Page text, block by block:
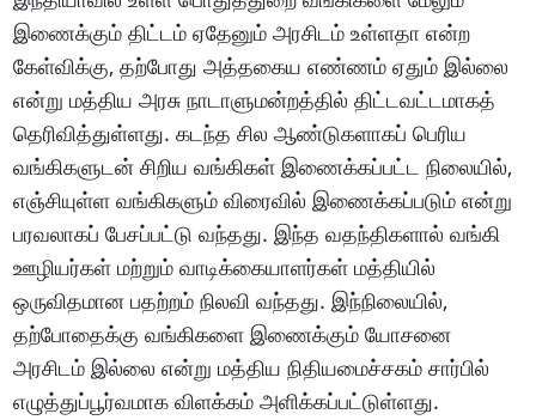
இணைக்கும் திட்டம் ஏதேனும் அரசிடம் உள்ளதா என்ற
கேள்விக்கு, தற்போது அத்தகைய எண்ணம் ஏதும் இல்லை
என்று மத்திய அரசு நாடாளுமன்றத்தில் திட்டவட்டமாகத்
தெரிவித்துள்ளது. கடந்த சில ஆண்டுகளாகப் பெரிய
வங்கிகளுடன் சிறிய வங்கிகள் இணைக்கப்பட்ட நிலையில்,
எஞ்சியுள்ள வங்கிகளும் விரைவில் இணைக்கப்படும் என்று
பரவலாகப் பேசப்பட்டு வந்தது. இந்த வதந்திகளால் வங்கி
ஊழியர்கள் மற்றும் வாடிக்கையாளர்கள் மத்தியில்
ஒருவிதமான பதற்றம் நிலவி வந்தது. இந்நிலையில்,
தற்போதைக்கு வங்கிகளை இணைக்கும் யோசனை
அரசிடம் இல்லை என்று மத்திய நிதியமைச்சகம் சார்பில்
எழுத்துப்பூர்வமாக விளக்கம் அளிக்கப்பட்டுள்ளது.